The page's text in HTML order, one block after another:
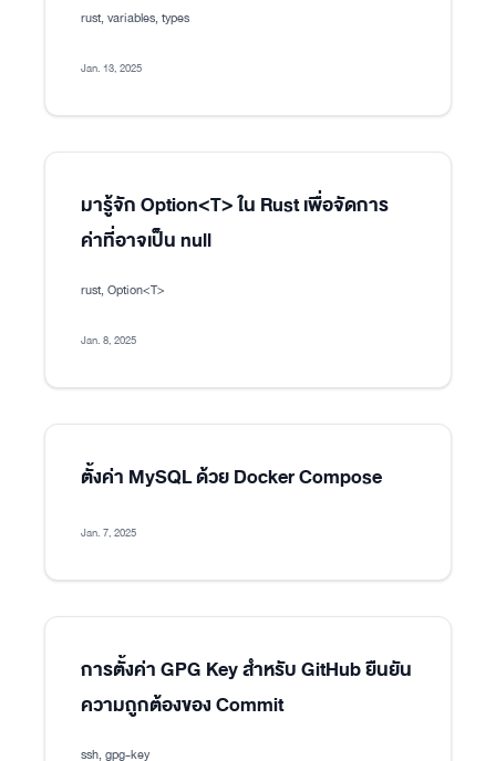
rust, variables, types
Jan. 13, 2025
มารู้จัก Option<T> ใน Rust เพื่อจัดการ
ค่าที่อาจเป็น null
rust, Option<T>
Jan. 8, 2025
ตั้งค่า MySQL ด้วย Docker Compose
Jan. 7, 2025
การตั้งค่า GPG Key สำหรับ GitHub ยืนยัน
ความถูกต้องของ Commit
ssh, gpg-key